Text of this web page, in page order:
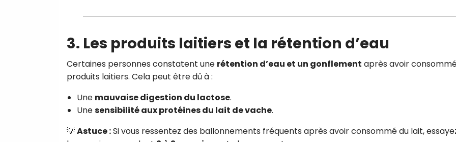
3. Les produits laitiers et la rétention d’eau
Certaines personnes constatent une rétention d’eau et un gonflement après avoir
produits laitiers. Cela peut être dû à :
Une mauvaise digestion du lactose.
Unesensibilité aux protéines du lait de vache.
💡Astuce :Si vous ressentez des ballonnements fréquents après avoir consommé du lait,